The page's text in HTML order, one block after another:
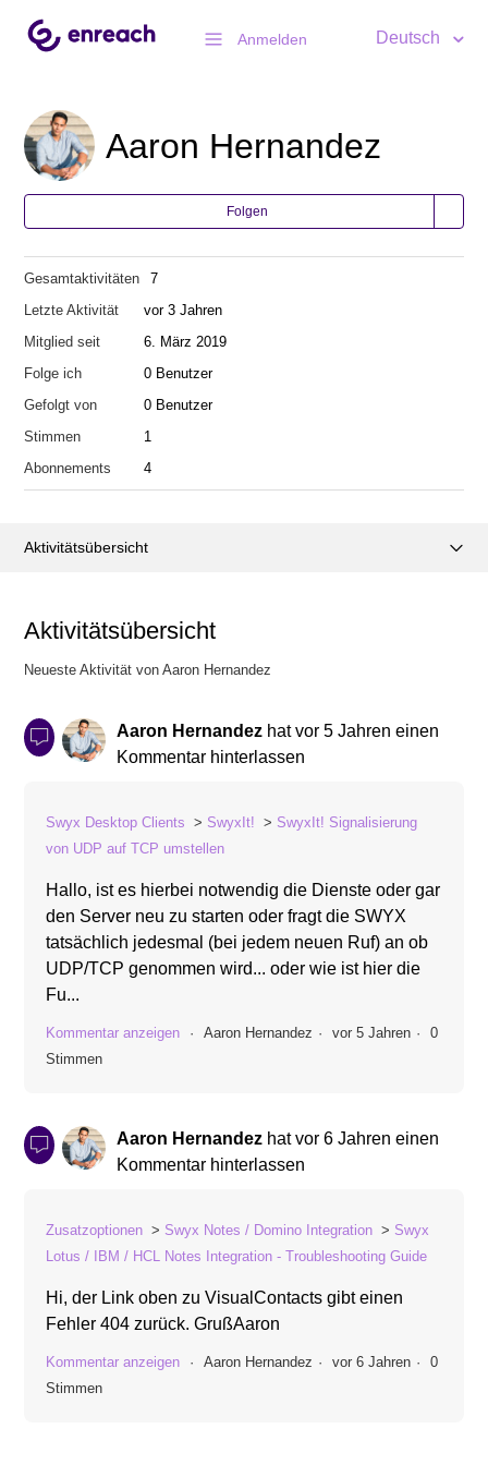
Anmelden Deutsch
Aaron Hernandez
Folgen
Gesamtaktivitäten
7
Letzte Aktivität
vor 3 Jahren
Mitglied seit
6. März 2019
Folge ich
0 Benutzer
Gefolgt von
0 Benutzer
Stimmen
1
Abonnements
4
Aktivitätsübersicht
Aktivitätsübersicht
Neueste Aktivität von Aaron Hernandez
Aaron Hernandez hatvor 5 Jahren einen
Kommentar hinterlassen
Swyx Desktop Clients SwyxIt!
SwyxIt! Signalisierung
von UDP auf TCP umstellen
Hallo, ist es hierbei notwendig die Dienste oder gar
den Server neu zu starten oder fragt die SWYX
tatsächlich jedesmal (bei jedem neuen Ruf) an ob
UDP/TCP genommen wird... oder wie ist hier die
Fu...
Kommentar anzeigen Aaron Hernandez vor 5 Jahren
0
Stimmen
Aaron Hernandez hatvor 6 Jahren einen
Kommentar hinterlassen
Zusatzoptionen Swyx Notes / Domino Integration
Swyx
Lotus / IBM / HCL Notes Integration - Troubleshooting Guide
Hi, der Link oben zu VisualContacts gibt einen
Fehler 404 zurück. GrußAaron
Kommentar anzeigen Aaron Hernandez vor 6 Jahren
0
Stimmen